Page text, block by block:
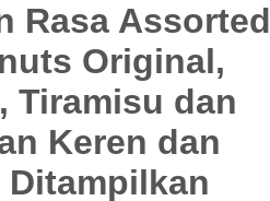
Rasa Assorted
Original,
Tiramisu dan
Keren dan
Ditampilkan